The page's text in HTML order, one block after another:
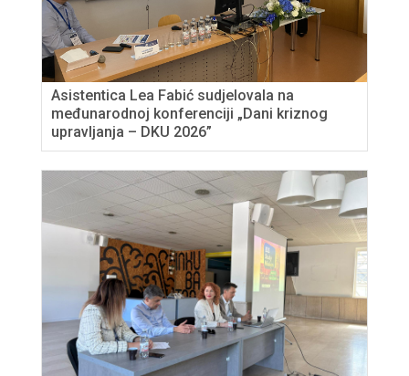
Asistentica Lea Fabić sudjelovala na
međunarodnoj konferenciji „Dani kriznog
upravljanja – DKU 2026”